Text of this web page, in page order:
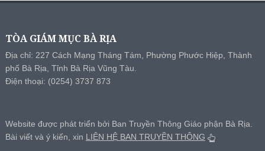
TÒA GIÁM MỤC BÀ RỊA
Địa chỉ: 227 Cách Mạng Tháng Tám, Phường Phước Hiệp, Thành
phố Bà Rịa, Tỉnh Bà Rịa Vũng Tàu.
Điện thoại: (0254) 3737 873
Website được phát triển bởi Ban Truyền Thông Giáo phận Bà Rịa.
Bài viết và ý kiến, xin LIÊN HỆ BAN TRUYỀN THÔNG